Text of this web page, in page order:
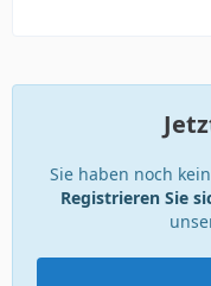
Sie haben noch
Registrieren Sie